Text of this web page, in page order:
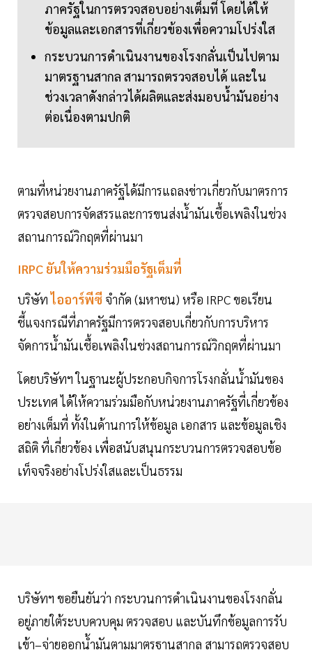
ภาครัฐในการตรวจสอบอย่างเต็มที่ โดยได้ให้
ข้อมูลและเอกสารที่เกี่ยวข้องเพื่อความโปร่งใส
กระบวนการดำเนินงานของโรงกลั่นเป็นไปตาม
มาตรฐานสากล สามารถตรวจสอบได้ และใน
ช่วงเวลาดังกล่าวได้ผลิตและส่งมอบน้ำมันอย่าง
ต่อเนื่องตามปกติ
ตามที่หน่วยงานภาครัฐได้มีการแถลงข่าวเกี่ยวกับมาตรการ
ตรวจสอบการจัดสรรและการขนส่งน้ำมันเชื้อเพลิงในช่วง
สถานการณ์วิกฤตที่ผ่านมา
IRPC ยันให้ความร่วมมือรัฐเต็มที่
บริษัทไออาร์พีซี จำกัด (มหาชน) หรือ IRPC ขอเรียน
ชี้แจงกรณีที่ภาครัฐมีการตรวจสอบเกี่ยวกับการบริหาร
จัดการน้ำมันเชื้อเพลิงในช่วงสถานการณ์วิกฤตที่ผ่านมา
โดยบริษัทฯ ในฐานะผู้ประกอบกิจการโรงกลั่นน้ำมันของ
ประเทศ ได้ให้ความร่วมมือกับหน่วยงานภาครัฐที่เกี่ยวข้อง
อย่างเต็มที่ ทั้งในด้านการให้ข้อมูล เอกสาร และข้อมูลเชิง
สถิติ ที่เกี่ยวข้อง เพื่อสนับสนุนกระบวนการตรวจสอบข้อ
เท็จจริงอย่างโปร่งใสและเป็นธรรม
บริษัทฯ ขอยืนยันว่า กระบวนการดำเนินงานของโรงกลั่น
อยู่ภายใต้ระบบควบคุม ตรวจสอบ และบันทึกข้อมูลการรับ
เข้า–จ่ายออกน้ำมันตามมาตรฐานสากล สามารถตรวจสอบ